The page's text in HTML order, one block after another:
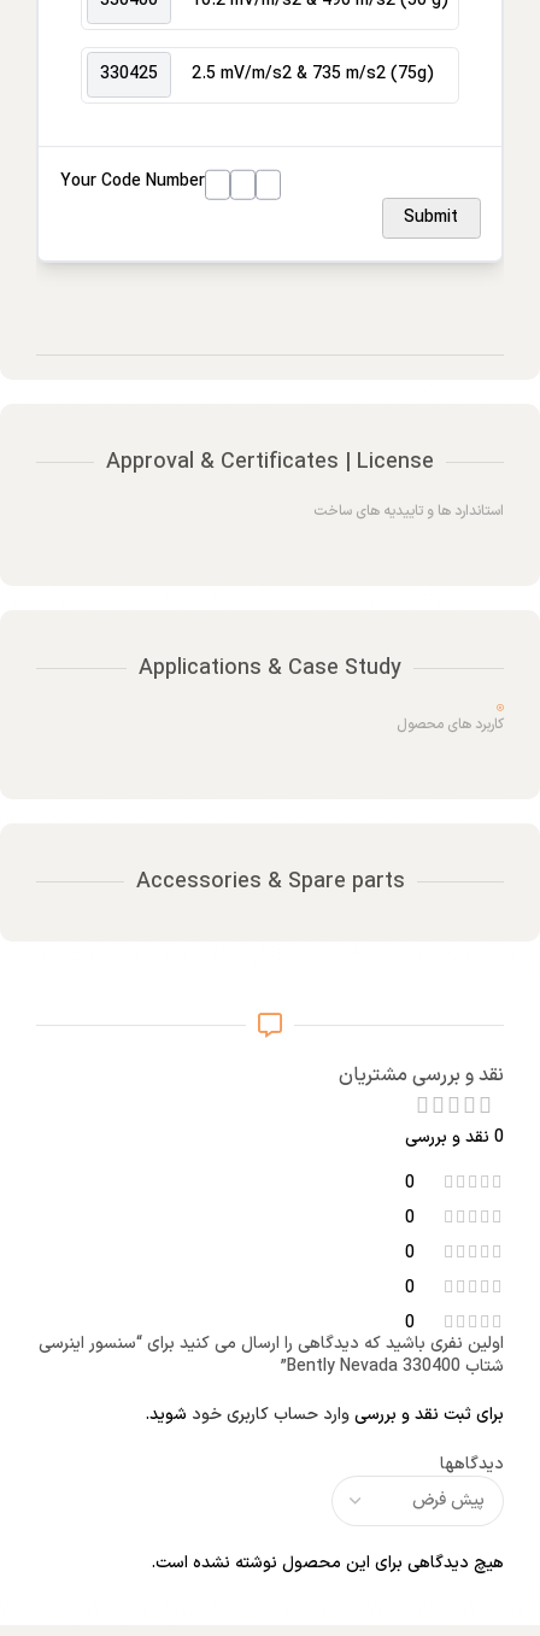
330425 2.5 mV/m/s2 & 735 m/s2 (75g)
Your Code Number
Submit
Approval & Certificates | License
استاندارد ها و تاییدیه های ساخت
Applications & Case Study
کاربرد های محصول
Accessories & Spare parts
نقد و بررسی مشتریان
0 نقد و بررسی
0
0
0
0
0
دیدگاهها
هیچ دیدگاهی برای این محصول نوشته نشده است.
اولین نفری باشید که دیدگاهی را ارسال می کنید برای “سنسور اینرسی
شتاب Bently Nevada 330400”
برای ثبت نقد و بررسیوارد حساب کاربری خود شوید.